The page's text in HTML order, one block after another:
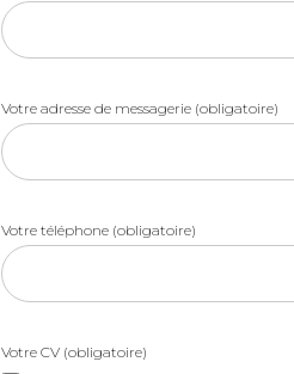
Votre adresse de messagerie (obligatoire)
Votre téléphone (obligatoire)
Votre CV (obligatoire)